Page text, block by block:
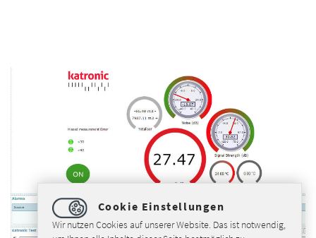
Cookie Einstellungen
Wir nutzen Cookies auf unserer Website. Das ist notwendig,